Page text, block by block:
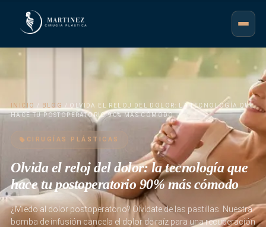
INICIO / BLOG
/ OLVIDA EL RELOJ DEL DOLOR: LA TECNOLOGÍA QUE
HACE TU POSTOPERATORIO 90% MÁS CÓMODO
CIRUGÍAS PLÁSTICAS
Olvida el reloj del dolor: la tecnología que
hace tu postoperatorio 90% más cómodo
¿Miedo al dolor postoperatorio? Olvídate de las pastillas. Nuestra
bomba de infusión cancela el dolor de raíz para una recuperación